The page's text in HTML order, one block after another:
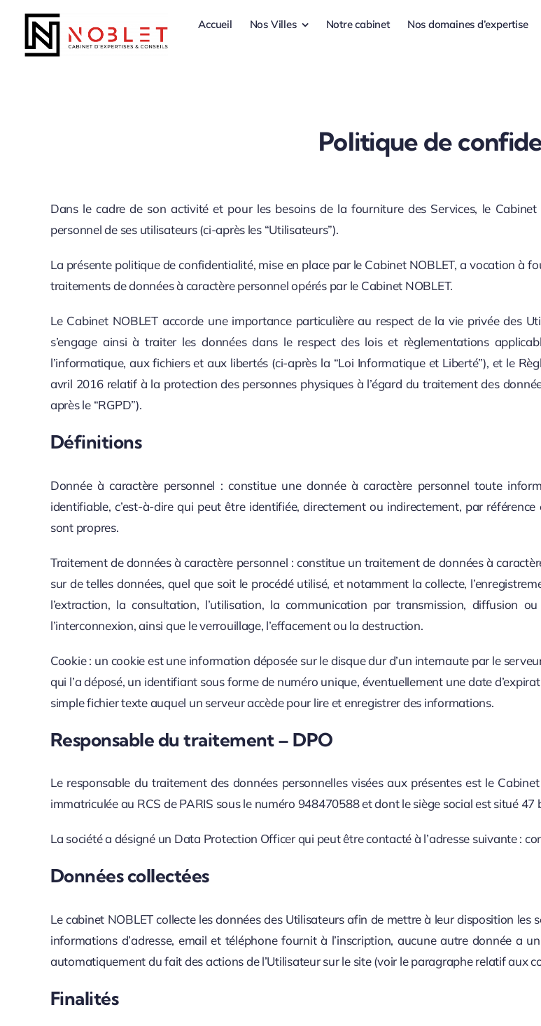
contenu
Accueil Nos Villes Notre cabinet Nos domaines d’expertise
Politique de
Dans le cadre de son activité et pour les besoins de la fourniture des Services, le
personnel de ses utilisateurs (ci-après les “Utilisateurs”).
La présente politique de confidentialité, mise en place par le Cabinet NOBLET, a vocation à
traitements de données à caractère personnel opérés par le Cabinet NOBLET.
Le Cabinet NOBLET accorde une importance particulière au respect de la vie privée des
s’engage ainsi à traiter les données dans le respect des lois et règlementations
l’informatique, aux fichiers et aux libertés (ci-après la “Loi Informatique et Liberté”), et le
avril 2016 relatif à la protection des personnes physiques à l’égard du traitement des
après le “RGPD”).
Définitions
Donnée à caractère personnel : constitue une donnée à caractère personnel toute
identifiable, c’est-à-dire qui peut être identifiée, directement ou indirectement, par
sont propres.
Traitement de données à caractère personnel : constitue un traitement de données à
sur de telles données, quel que soit le procédé utilisé, et notamment la collecte,
l’extraction, la consultation, l’utilisation, la communication par transmission, diffusion
l’interconnexion, ainsi que le verrouillage, l’effacement ou la destruction.
Cookie : un cookie est une information déposée sur le disque dur d’un internaute par le
qui l’a déposé, un identifiant sous forme de numéro unique, éventuellement une date
simple fichier texte auquel un serveur accède pour lire et enregistrer des informations.
Responsable du traitement – DPO
Le responsable du traitement des données personnelles visées aux présentes est le
immatriculée au RCS de PARIS sous le numéro 948470588 et dont le siège social est situé
La société a désigné un Data Protection Officer qui peut être contacté à l’adresse suivante :
Données collectées
Le cabinet NOBLET collecte les données des Utilisateurs afin de mettre à leur disposition
informations d’adresse, email et téléphone fournit à l’inscription, aucune autre donnée a
automatiquement du fait des actions de l’Utilisateur sur le site (voir le paragraphe relatif aux
Finalités